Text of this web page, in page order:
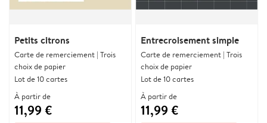
Petits citrons
Carte de remerciement | Trois
choix de papier
Lot de 10 cartes
À partir de
11,99 €
Entrecroisement simple
Carte de remerciement | Trois
choix de papier
Lot de 10 cartes
À partir de
11,99 €